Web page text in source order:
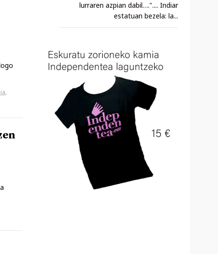
,
lurraren azpian dabil….".... Indiar
estatuan bezela: la...